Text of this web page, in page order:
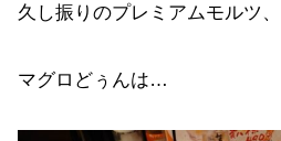
久し振りのプレミアムモルツ、
マグロどぅんは…